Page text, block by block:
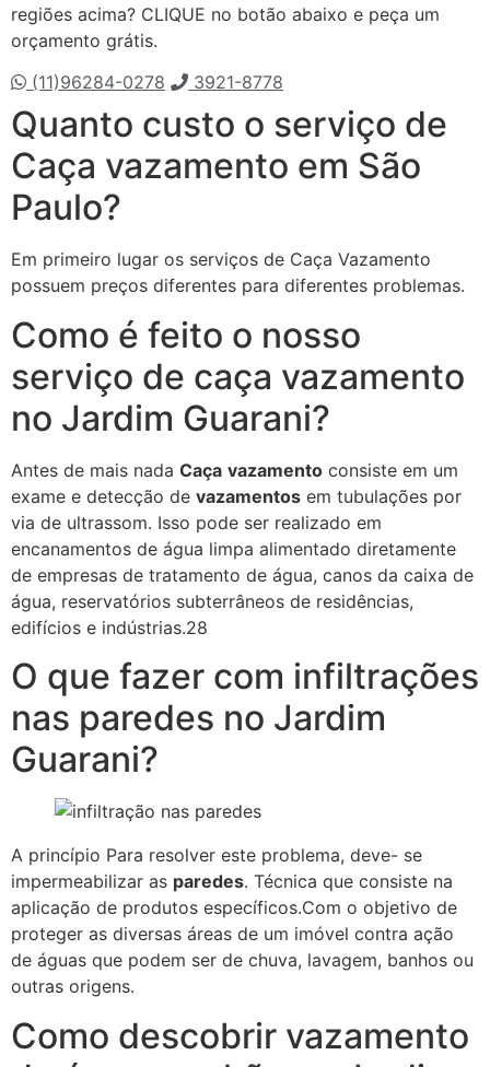
regiões acima? CLIQUE no botão abaixo e peça um
orçamento grátis.
(11)96284-0278
3921-8778
Quanto custo o serviço de
Caça vazamento em São
Paulo?
Em primeiro lugar os serviços de Caça Vazamento
possuem preços diferentes para diferentes problemas.
Como é feito o nosso
serviço de caça vazamento
no Jardim Guarani?
Antes de mais nada Caça vazamento consiste em um
exame e detecção de vazamentos em tubulações por
via de ultrassom. Isso pode ser realizado em
encanamentos de água limpa alimentado diretamente
de empresas de tratamento de água, canos da caixa de
água, reservatórios subterrâneos de residências,
edifícios e indústrias.28
O que fazer com infiltrações
nas paredes no Jardim
Guarani?
A princípio Para resolver este problema, deve- se
impermeabilizar as paredes. Técnica que consiste na
aplicação de produtos específicos.Com o objetivo de
proteger as diversas áreas de um imóvel contra ação
de águas que podem ser de chuva, lavagem, banhos ou
outras origens.
Como descobrir vazamento